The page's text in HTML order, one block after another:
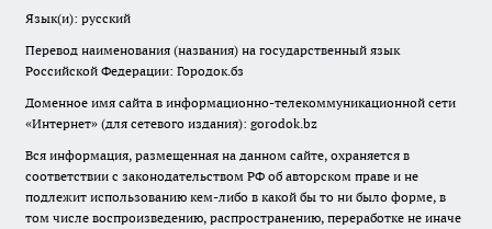
Язык(и): русский
Перевод наименования (названия) на государственный язык
Российской Федерации: Городок.бз
Доменное имя сайта в информационно-телекоммуникационной сети
«Интернет» (для сетевого издания): gorodok.bz
Вся информация, размещенная на данном сайте, охраняется в
соответствии с законодательством РФ об авторском праве и не
подлежит использованию кем-либо в какой бы то ни было форме, в
том числе воспроизведению, распространению, переработке не иначе